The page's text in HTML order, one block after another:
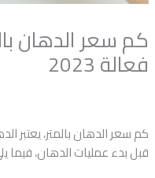
كم سعر الدهان
فعالة 2023
كم سعر الدهان بالمتر، يعتبر
قبل بدء عمليات الدهان،